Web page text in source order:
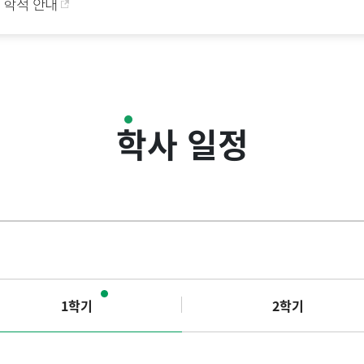
학사 일정
1학기 2학기